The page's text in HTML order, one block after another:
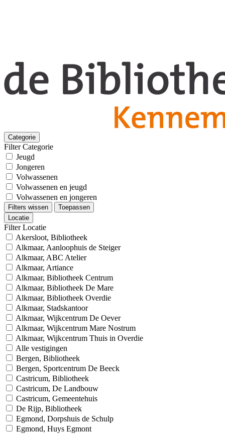
Categorie
Filter Categorie
Jeugd
Jongeren
Volwassenen
Volwassenen en jeugd
Volwassenen en jongeren
Filters wissen
Toepassen
Locatie
Filter Locatie
Akersloot, Bibliotheek
Alkmaar, Aanloophuis de Steiger
Alkmaar, ABC Atelier
Alkmaar, Artiance
Alkmaar, Bibliotheek Centrum
Alkmaar, Bibliotheek De Mare
Alkmaar, Bibliotheek Overdie
Alkmaar, Stadskantoor
Alkmaar, Wijkcentrum De Oever
Alkmaar, Wijkcentrum Mare Nostrum
Alkmaar, Wijkcentrum Thuis in Overdie
Alle vestigingen
Bergen, Bibliotheek
Bergen, Sportcentrum De Beeck
Castricum, Bibliotheek
Castricum, De Landbouw
Castricum, Gemeentehuis
De Rijp, Bibliotheek
Egmond, Dorpshuis de Schulp
Egmond, Huys Egmont